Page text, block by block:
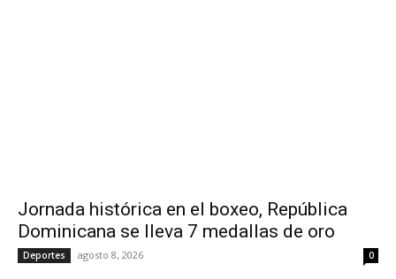
Jornada histórica en el boxeo, República
Dominicana se lleva 7 medallas de oro
Deportes agosto 8, 2026 0